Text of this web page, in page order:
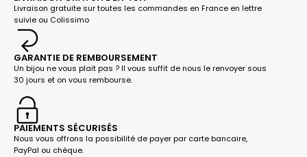
Livraison gratuite sur toutes les commandes en France en lettre
suivie ou Colissimo
GARANTIE DE REMBOURSEMENT
Un bijou ne vous plait pas ? Il vous suffit de nous le renvoyer sous
30 jours et on vous rembourse.
PAIEMENTS SÉCURISÉS
Nous vous offrons la possibilité de payer par carte bancaire,
PayPal ou chèque.